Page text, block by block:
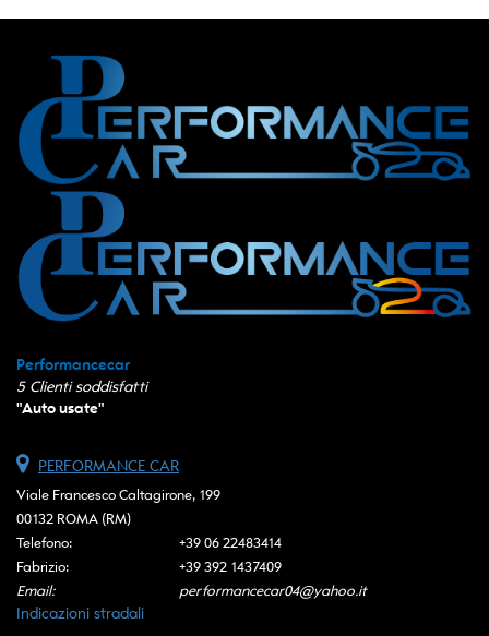
Performancecar
5 Clienti soddisfatti
"Auto usate"
PERFORMANCE CAR
Viale Francesco Caltagirone, 199
00132 ROMA (RM)
Telefono:
+39 06 22483414
Fabrizio:
+39 392 1437409
Email:
performancecar04@yahoo.it
Indicazioni stradali